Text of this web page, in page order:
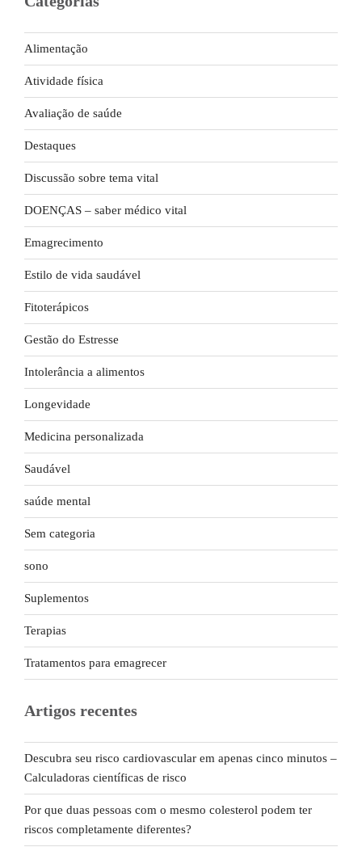
Alimentação
Atividade física
Avaliação de saúde
Destaques
Discussão sobre tema vital
DOENÇAS – saber médico vital
Emagrecimento
Estilo de vida saudável
Fitoterápicos
Gestão do Estresse
Intolerância a alimentos
Longevidade
Medicina personalizada
Saudável
saúde mental
Sem categoria
sono
Suplementos
Terapias
Tratamentos para emagrecer
Artigos recentes
Descubra seu risco cardiovascular em apenas cinco minutos –
Calculadoras científicas de risco
Por que duas pessoas com o mesmo colesterol podem ter
riscos completamente diferentes?